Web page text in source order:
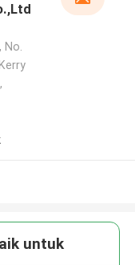
untuk